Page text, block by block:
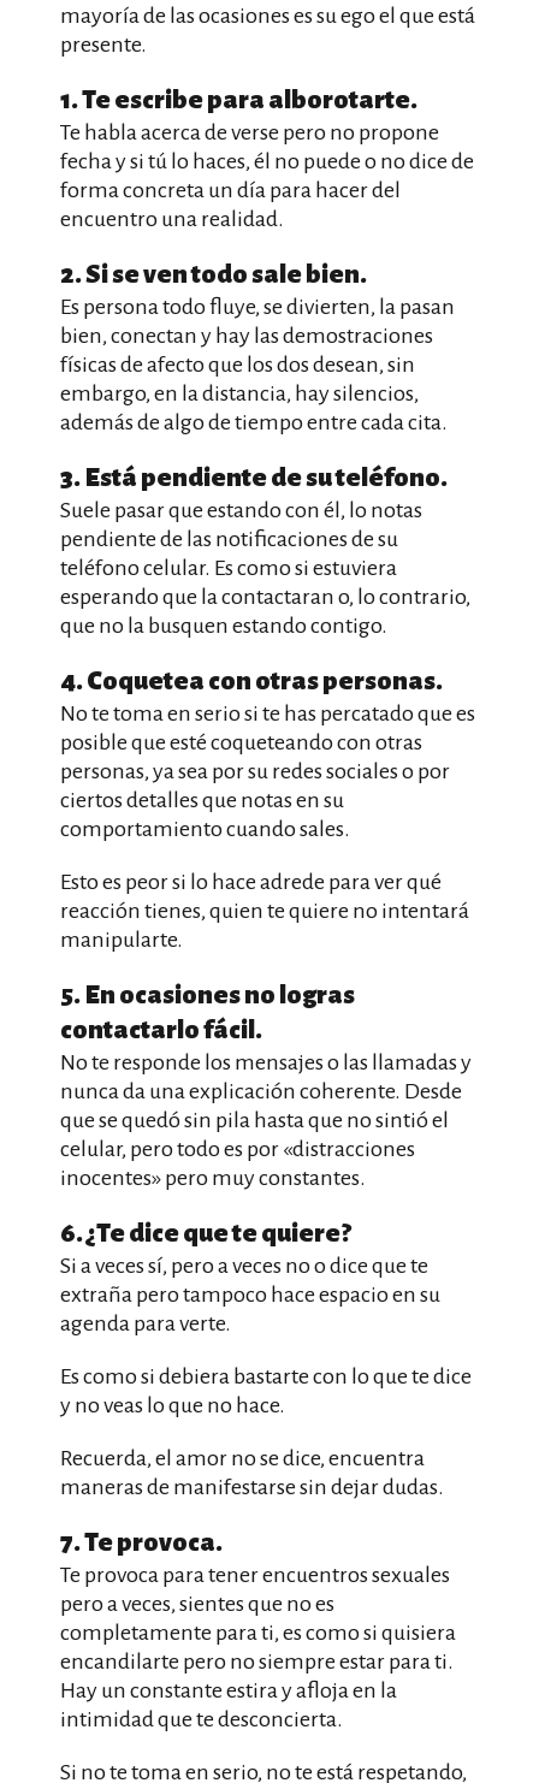
mayoría de las ocasiones es su ego el que está
presente.
1. Te escribe para alborotarte.
Te habla acerca de verse pero no propone
fecha y si tú lo haces, él no puede o no dice de
forma concreta un día para hacer del
encuentro una realidad.
2. Si se ven todo sale bien.
Es persona todo fluye, se divierten, la pasan
bien, conectan y hay las demostraciones
físicas de afecto que los dos desean, sin
embargo, en la distancia, hay silencios,
además de algo de tiempo entre cada cita.
3. Está pendiente de su teléfono.
Suele pasar que estando con él, lo notas
pendiente de las notificaciones de su
teléfono celular. Es como si estuviera
esperando que la contactaran o, lo contrario,
que no la busquen estando contigo.
4. Coquetea con otras personas.
No te toma en serio si te has percatado que es
posible que esté coqueteando con otras
personas, ya sea por su redes sociales o por
ciertos detalles que notas en su
comportamiento cuando sales.
Esto es peor si lo hace adrede para ver qué
reacción tienes, quien te quiere no intentará
manipularte.
5. En ocasiones no logras
contactarlo fácil.
No te responde los mensajes o las llamadas y
nunca da una explicación coherente. Desde
que se quedó sin pila hasta que no sintió el
celular, pero todo es por «distracciones
inocentes» pero muy constantes.
6. ¿Te dice que te quiere?
Si a veces sí, pero a veces no o dice que te
extraña pero tampoco hace espacio en su
agenda para verte.
Es como si debiera bastarte con lo que te dice
y no veas lo que no hace.
Recuerda, el amor no se dice, encuentra
maneras de manifestarse sin dejar dudas.
7. Te provoca.
Te provoca para tener encuentros sexuales
pero a veces, sientes que no es
completamente para ti, es como si quisiera
encandilarte pero no siempre estar para ti.
Hay un constante estira y afloja en la
intimidad que te desconcierta.
Si no te toma en serio, no te está respetando,